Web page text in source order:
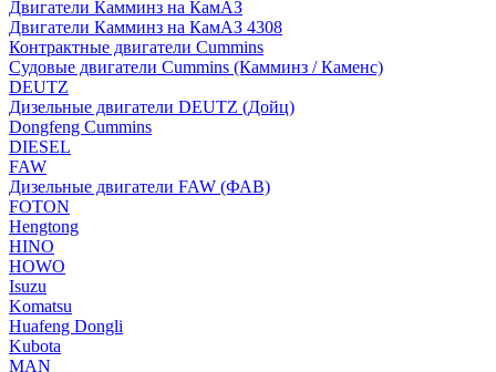
Двигатели Камминз на КамАЗ
Двигатели Камминз на КамАЗ 4308
Контрактные двигатели Cummins
Судовые двигатели Cummins (Камминз / Каменс)
DEUTZ
Дизельные двигатели DEUTZ (Дойц)
Dongfeng Cummins
DIESEL
FAW
Дизельные двигатели FAW (ФАВ)
FOTON
Hengtong
HINO
HOWO
Isuzu
Komatsu
Huafeng Dongli
Kubota
MAN